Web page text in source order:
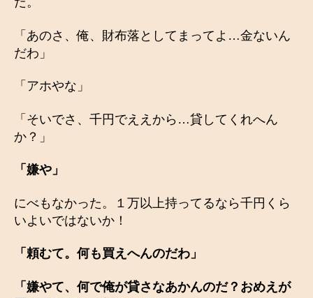
「あのさ、俺、財布落としてまってよ…金ないん
だわ」
「アホやな」
「そいでさ、千円でええから…貸してくれへん
か？」
「嫌や」
にべもなかった。１万以上持ってるなら千円くら
いよいではないか！
「頼むて。何も買えへんのだわ」
「嫌やて、何で俺が貸さなあかんのだ？おめえが